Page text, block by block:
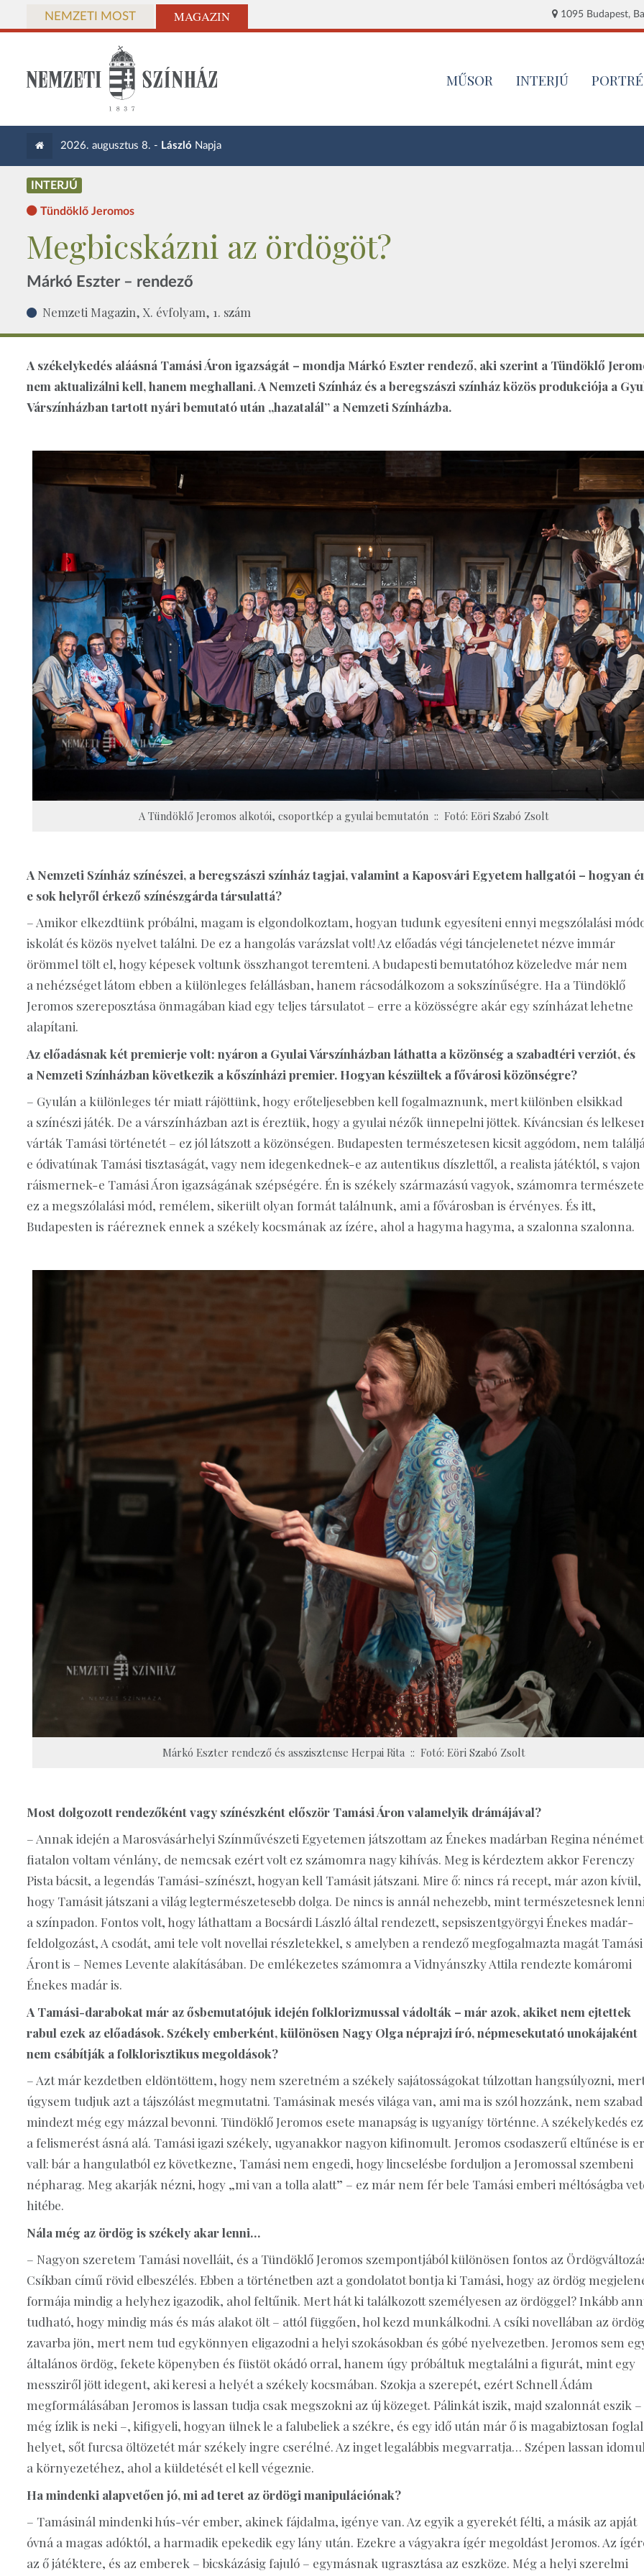
NEMZETI MOST MAGAZIN 1095 Budapest,
MŰSOR INTERJÚ PORTRÉ
2026. augusztus 8. - László Napja
INTERJÚ
Tündöklő Jeromos
Megbicskázni az ördögöt?
Márkó Eszter – rendező
Nemzeti Magazin, X. évfolyam, 1. szám
A székelykedés aláásná Tamási Áron igazságát – mondja Márkó Eszter rendező, aki szerint a Tündöklő
nem aktualizálni kell, hanem meghallani. A Nemzeti Színház és a beregszászi színház közös produkciója a
Várszínházban tartott nyári bemutató után „hazatalál” a Nemzeti Színházba.
A Tündöklő Jeromos alkotói, csoportkép a gyulai bemutatón :: Fotó: Eöri Szabó Zsolt
A Nemzeti Színház színészei, a beregszászi színház tagjai, valamint a Kaposvári Egyetem hallgatói – hogyan
e sok helyről érkező színészgárda társulattá?
– Amikor elkezdtünk próbálni, magam is elgondolkoztam, hogyan tudunk egyesíteni ennyi megszólalási
iskolát és közös nyelvet találni. De ez a hangolás varázslat volt! Az előadás végi táncjelenetet nézve immár
örömmel tölt el, hogy képesek voltunk összhangot teremteni. A budapesti bemutatóhoz közeledve már nem
a nehézséget látom ebben a különleges felállásban, hanem rácsodálkozom a sokszínűségre. Ha a Tündöklő
Jeromos szereposztása önmagában kiad egy teljes társulatot – erre a közösségre akár egy színházat lehetne
alapítani.
Az előadásnak két premierje volt: nyáron a Gyulai Várszínházban láthatta a közönség a szabadtéri verziót, és
a Nemzeti Színházban következik a kőszínházi premier. Hogyan készültek a fővárosi közönségre?
– Gyulán a különleges tér miatt rájöttünk, hogy erőteljesebben kell fogalmaznunk, mert különben elsikkad
a színészi játék. De a várszínházban azt is éreztük, hogy a gyulai nézők ünnepelni jöttek. Kíváncsian és
várták Tamási történetét – ez jól látszott a közönségen. Budapesten természetesen kicsit aggódom, nem
e ódivatúnak Tamási tisztaságát, vagy nem idegenkednek-e az autentikus díszlettől, a realista játéktól, s vajon
ráismernek-e Tamási Áron igazságának szépségére. Én is székely származású vagyok, számomra
ez a megszólalási mód, remélem, sikerült olyan formát találnunk, ami a fővárosban is érvényes. És itt,
Budapesten is ráéreznek ennek a székely kocsmának az ízére, ahol a hagyma hagyma, a szalonna szalonna.
Márkó Eszter rendező és asszisztense Herpai Rita :: Fotó: Eöri Szabó Zsolt
Most dolgozott rendezőként vagy színészként először Tamási Áron valamelyik drámájával?
– Annak idején a Marosvásárhelyi Színművészeti Egyetemen játszottam az Énekes madárban Regina
fiatalon voltam vénlány, de nemcsak ezért volt ez számomra nagy kihívás. Meg is kérdeztem akkor Ferenczy
Pista bácsit, a legendás Tamási-színészt, hogyan kell Tamásit játszani. Mire ő: nincs rá recept, már azon kívül,
hogy Tamásit játszani a világ legtermészetesebb dolga. De nincs is annál nehezebb, mint természetesnek
a színpadon. Fontos volt, hogy láthattam a Bocsárdi László által rendezett, sepsiszentgyörgyi Énekes madár-
feldolgozást, A csodát, ami tele volt novellai részletekkel, s amelyben a rendező megfogalmazta magát Tamási
Áront is – Nemes Levente alakításában. De emlékezetes számomra a Vidnyánszky Attila rendezte komáromi
Énekes madár is.
A Tamási-darabokat már az ősbemutatójuk idején folklorizmussal vádolták – már azok, akiket nem ejtettek
rabul ezek az előadások. Székely emberként, különösen Nagy Olga néprajzi író, népmesekutató unokájaként
nem csábítják a folklorisztikus megoldások?
– Azt már kezdetben eldöntöttem, hogy nem szeretném a székely sajátosságokat túlzottan hangsúlyozni,
úgysem tudjuk azt a tájszólást megmutatni. Tamásinak mesés világa van, ami ma is szól hozzánk, nem szabad
mindezt még egy mázzal bevonni. Tündöklő Jeromos esete manapság is ugyanígy történne. A székelykedés
a felismerést ásná alá. Tamási igazi székely, ugyanakkor nagyon kifinomult. Jeromos csodaszerű eltűnése is
vall: bár a hangulatból ez következne, Tamási nem engedi, hogy lincselésbe forduljon a Jeromossal szembeni
népharag. Meg akarják nézni, hogy „mi van a tolla alatt” – ez már nem fér bele Tamási emberi méltóságba
hitébe.
Nála még az ördög is székely akar lenni…
– Nagyon szeretem Tamási novelláit, és a Tündöklő Jeromos szempontjából különösen fontos az
Csíkban című rövid elbeszélés. Ebben a történetben azt a gondolatot bontja ki Tamási, hogy az ördög
formája mindig a helyhez igazodik, ahol feltűnik. Mert hát ki találkozott személyesen az ördöggel? Inkább
tudható, hogy mindig más és más alakot ölt – attól függően, hol kezd munkálkodni. A csíki novellában az ördög
zavarba jön, mert nem tud egykönnyen eligazodni a helyi szokásokban és góbé nyelvezetben. Jeromos sem
általános ördög, fekete köpenyben és füstöt okádó orral, hanem úgy próbáltuk megtalálni a figurát, mint egy
messziről jött idegent, aki keresi a helyét a székely kocsmában. Szokja a szerepét, ezért Schnell Ádám
megformálásában Jeromos is lassan tudja csak megszokni az új közeget. Pálinkát iszik, majd szalonnát eszik –
még ízlik is neki –, kifigyeli, hogyan ülnek le a falubeliek a székre, és egy idő után már ő is magabiztosan foglal
helyet, sőt furcsa öltözetét már székely ingre cserélné. Az inget legalábbis megvarratja… Szépen lassan
a környezetéhez, ahol a küldetését el kell végeznie.
Ha mindenki alapvetően jó, mi ad teret az ördögi manipulációnak?
– Tamásinál mindenki hús-vér ember, akinek fájdalma, igénye van. Az egyik a gyerekét félti, a másik az apját
óvná a magas adóktól, a harmadik epekedik egy lány után. Ezekre a vágyakra ígér megoldást Jeromos. Az
az ő játéktere, és az emberek – bicskázásig fajuló – egymásnak ugrasztása az eszköze. Még a helyi szerelmi